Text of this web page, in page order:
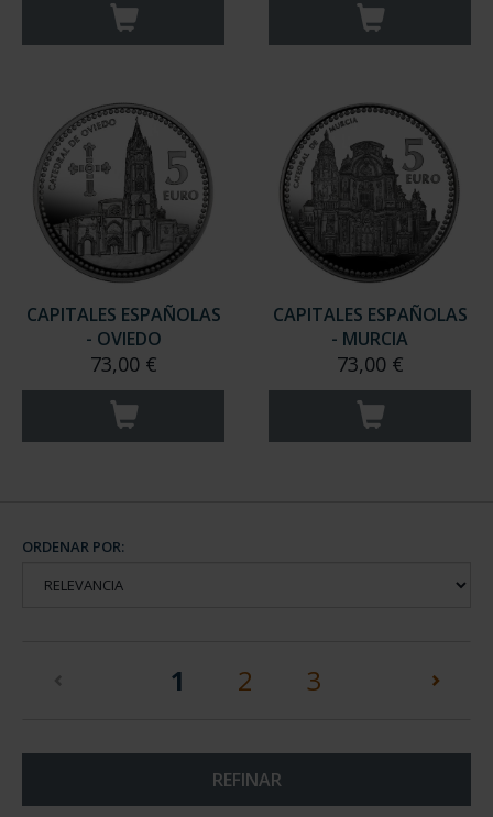
CAPITALES ESPAÑOLAS
- OVIEDO
73,00 €
CAPITALES ESPAÑOLAS
- MURCIA
73,00 €
ORDENAR POR:
1 (current)
2 3
REFINAR